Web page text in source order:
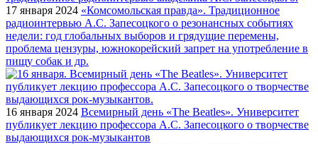
17 января 2024 «Комсомольская правда». Традиционное
радиоинтервью А.С. Запесоцкого о резонансных событиях
недели: год глобальных выборов и грядущие перемены,
проблема цензуры, южнокорейский запрет на употребление в
пищу собак и др.
16 января 2024 Всемирный день «The Beatles». Университет
публикует лекцию профессора А.С. Запесоцкого о творчестве
выдающихся рок-музыкантов